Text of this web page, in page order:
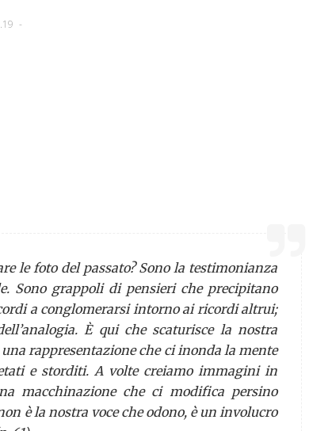
-
le foto del passato? Sono la testimonianza
Sono grappoli di pensieri che precipitano
a conglomerarsi intorno ai ricordi altrui;
È qui che scaturisce la nostra
rappresentazione che ci inonda la mente
e storditi. A volte creiamo immagini in
macchinazione che ci modifica persino
è la nostra voce che odono, è un involucro